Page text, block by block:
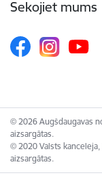
Sekojiet mums
© 2026 Augšdaugavas
aizsargātas.
© 2020 Valsts
aizsargātas.